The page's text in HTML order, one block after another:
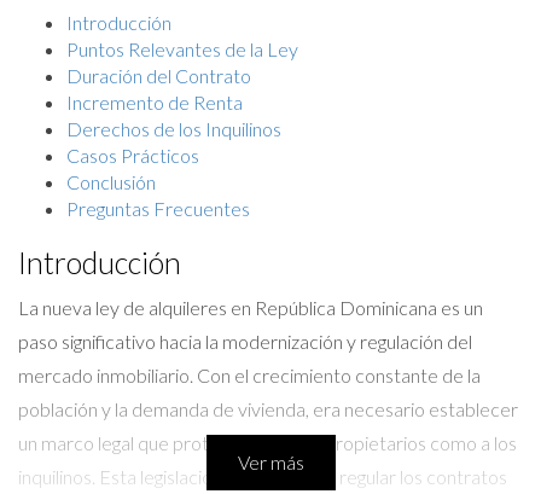
Introducción
Puntos Relevantes de la Ley
Duración del Contrato
Incremento de Renta
Derechos de los Inquilinos
Casos Prácticos
Conclusión
Preguntas Frecuentes
Introducción
La nueva ley de alquileres en República Dominicana es un
paso significativo hacia la modernización y regulación del
mercado inmobiliario. Con el crecimiento constante de la
población y la demanda de vivienda, era necesario establecer
un marco legal que proteja tanto a los propietarios como a los
inquilinos. Esta legislación no solo busca regular los contratos
Ver más